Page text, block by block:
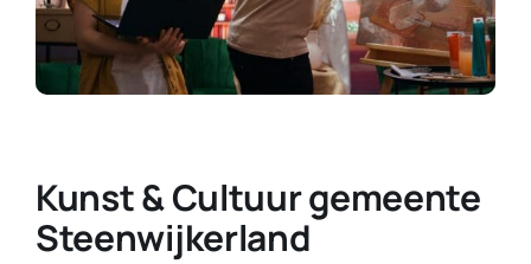
Contact
Kunst & Cultuur gemeente
Steenwijkerland